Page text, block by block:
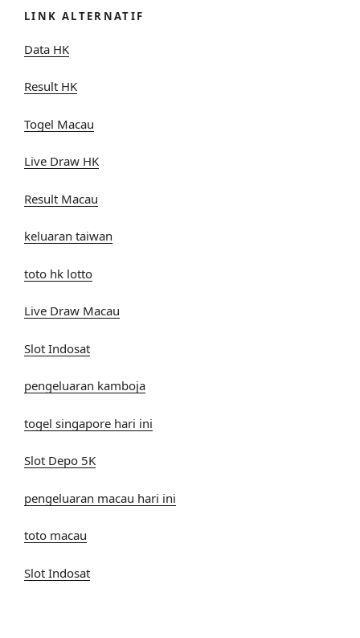
LINK ALTERNATIF
Data HK
Result HK
Togel Macau
Live Draw HK
Result Macau
keluaran taiwan
toto hk lotto
Live Draw Macau
Slot Indosat
pengeluaran kamboja
togel singapore hari ini
Slot Depo 5K
pengeluaran macau hari ini
toto macau
Slot Indosat